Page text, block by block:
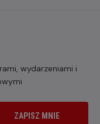
wydarzeniami i
ZAPISZ MNIE